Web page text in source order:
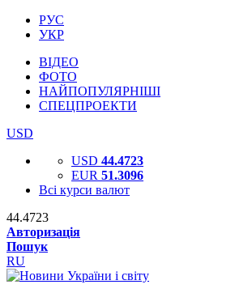
РУС
УКР
ВІДЕО
ФОТО
НАЙПОПУЛЯРНІШІ
СПЕЦПРОЕКТИ
USD
USD 44.4723
EUR 51.3096
Всі курси валют
44.4723
Авторизація
Пошук
RU